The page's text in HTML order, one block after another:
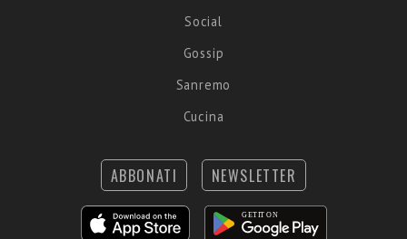
Social
Gossip
Sanremo
Cucina
ABBONATI NEWSLETTER